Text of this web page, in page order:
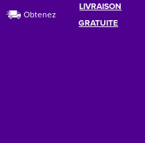
Obtenez
LIVRAISON
GRATUITE